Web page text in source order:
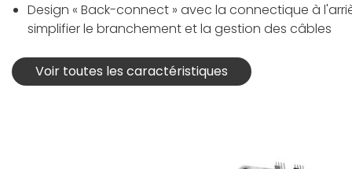
Design « Back-connect » avec la connectique à
simplifier le branchement et la gestion des câbles
Voir toutes les caractéristiques